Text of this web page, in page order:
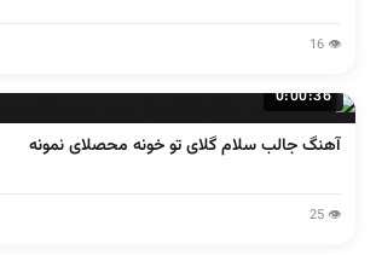
👁️ 16
0:00:36
آهنگ جالب سلام گلای تو خونه محصلای نمونه
👁️ 25